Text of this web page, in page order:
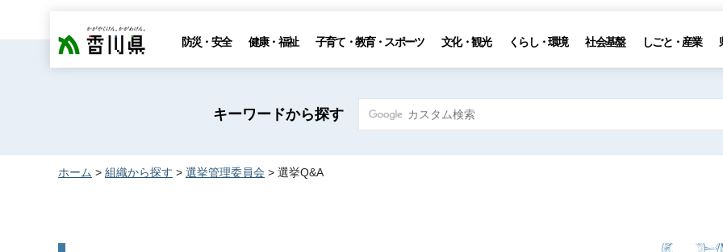
香川県 防災・安全 健康・福祉 子育て・教育・スポーツ 文化・観光 くらし・環境 社会基盤 しごと・産業
キーワードから探す
ホーム > 組織から探す > 選挙管理委員会 > 選挙Q&A